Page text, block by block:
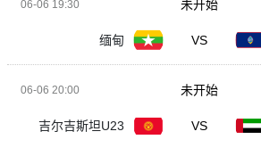
06-06 19:30
缅甸 VS
未开始
06-06 20:00
吉尔吉斯坦U23 VS
未开始